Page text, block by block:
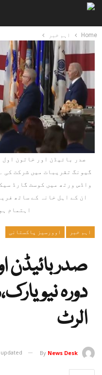
Home اہم خبر
صدر بائیڈن اور خاتون
گیونگ تقریبات میں شرکت کی
واڈس ورتھ میں کوسٹ گارڈ
ان کے اہل خانہ کے ساتھ
اہتمام
اہم خبر اوورسیز پاکستانی
صدر بائیڈن
دورہ
الرٹ
By News Desk
updated